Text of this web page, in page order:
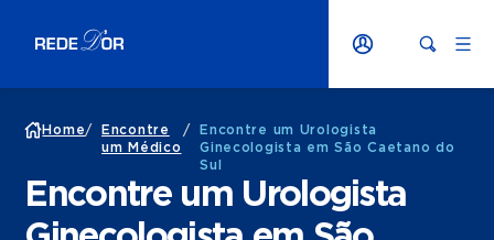
Home/
Encontre
um Médico
/
Encontre um Urologista
Ginecologista em São Caetano do
Sul
Encontre um Urologista